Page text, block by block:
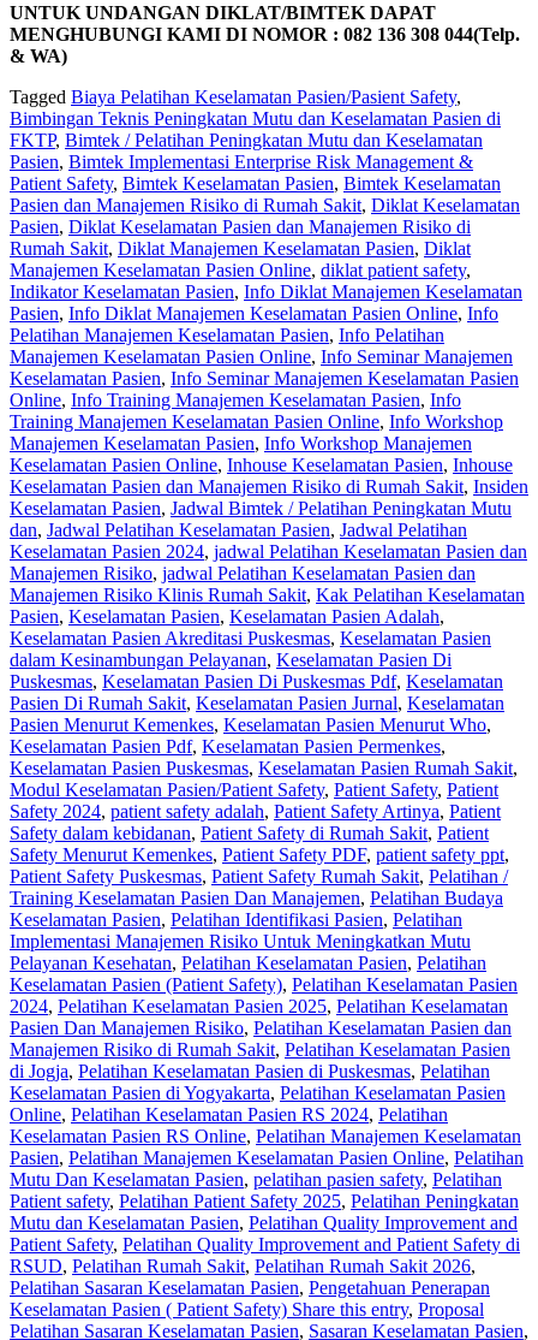
UNTUK UNDANGAN DIKLAT/BIMTEK DAPAT
MENGHUBUNGI KAMI DI NOMOR : 082 136 308 044(Telp.
& WA)
Tagged Biaya Pelatihan Keselamatan Pasien/Pasient Safety,
Bimbingan Teknis Peningkatan Mutu dan Keselamatan Pasien di
FKTP, Bimtek / Pelatihan Peningkatan Mutu dan Keselamatan
Pasien, Bimtek Implementasi Enterprise Risk Management &
Patient Safety, Bimtek Keselamatan Pasien, Bimtek Keselamatan
Pasien dan Manajemen Risiko di Rumah Sakit, Diklat Keselamatan
Pasien, Diklat Keselamatan Pasien dan Manajemen Risiko di
Rumah Sakit, Diklat Manajemen Keselamatan Pasien, Diklat
Manajemen Keselamatan Pasien Online, diklat patient safety,
Indikator Keselamatan Pasien, Info Diklat Manajemen Keselamatan
Pasien, Info Diklat Manajemen Keselamatan Pasien Online, Info
Pelatihan Manajemen Keselamatan Pasien, Info Pelatihan
Manajemen Keselamatan Pasien Online, Info Seminar Manajemen
Keselamatan Pasien, Info Seminar Manajemen Keselamatan Pasien
Online, Info Training Manajemen Keselamatan Pasien, Info
Training Manajemen Keselamatan Pasien Online, Info Workshop
Manajemen Keselamatan Pasien, Info Workshop Manajemen
Keselamatan Pasien Online, Inhouse Keselamatan Pasien, Inhouse
Keselamatan Pasien dan Manajemen Risiko di Rumah Sakit, Insiden
Keselamatan Pasien, Jadwal Bimtek / Pelatihan Peningkatan Mutu
dan, Jadwal Pelatihan Keselamatan Pasien, Jadwal Pelatihan
Keselamatan Pasien 2024, jadwal Pelatihan Keselamatan Pasien dan
Manajemen Risiko, jadwal Pelatihan Keselamatan Pasien dan
Manajemen Risiko Klinis Rumah Sakit, Kak Pelatihan Keselamatan
Pasien, Keselamatan Pasien, Keselamatan Pasien Adalah,
Keselamatan Pasien Akreditasi Puskesmas, Keselamatan Pasien
dalam Kesinambungan Pelayanan, Keselamatan Pasien Di
Puskesmas, Keselamatan Pasien Di Puskesmas Pdf, Keselamatan
Pasien Di Rumah Sakit, Keselamatan Pasien Jurnal, Keselamatan
Pasien Menurut Kemenkes, Keselamatan Pasien Menurut Who,
Keselamatan Pasien Pdf, Keselamatan Pasien Permenkes,
Keselamatan Pasien Puskesmas, Keselamatan Pasien Rumah Sakit,
Modul Keselamatan Pasien/Patient Safety, Patient Safety, Patient
Safety 2024, patient safety adalah, Patient Safety Artinya, Patient
Safety dalam kebidanan, Patient Safety di Rumah Sakit, Patient
Safety Menurut Kemenkes, Patient Safety PDF, patient safety ppt,
Patient Safety Puskesmas, Patient Safety Rumah Sakit, Pelatihan /
Training Keselamatan Pasien Dan Manajemen, Pelatihan Budaya
Keselamatan Pasien, Pelatihan Identifikasi Pasien, Pelatihan
Implementasi Manajemen Risiko Untuk Meningkatkan Mutu
Pelayanan Kesehatan, Pelatihan Keselamatan Pasien, Pelatihan
Keselamatan Pasien (Patient Safety), Pelatihan Keselamatan Pasien
2024, Pelatihan Keselamatan Pasien 2025, Pelatihan Keselamatan
Pasien Dan Manajemen Risiko, Pelatihan Keselamatan Pasien dan
Manajemen Risiko di Rumah Sakit, Pelatihan Keselamatan Pasien
di Jogja, Pelatihan Keselamatan Pasien di Puskesmas, Pelatihan
Keselamatan Pasien di Yogyakarta, Pelatihan Keselamatan Pasien
Online, Pelatihan Keselamatan Pasien RS 2024, Pelatihan
Keselamatan Pasien RS Online, Pelatihan Manajemen Keselamatan
Pasien, Pelatihan Manajemen Keselamatan Pasien Online, Pelatihan
Mutu Dan Keselamatan Pasien, pelatihan pasien safety, Pelatihan
Patient safety, Pelatihan Patient Safety 2025, Pelatihan Peningkatan
Mutu dan Keselamatan Pasien, Pelatihan Quality Improvement and
Patient Safety, Pelatihan Quality Improvement and Patient Safety di
RSUD, Pelatihan Rumah Sakit, Pelatihan Rumah Sakit 2026,
Pelatihan Sasaran Keselamatan Pasien, Pengetahuan Penerapan
Keselamatan Pasien ( Patient Safety) Share this entry, Proposal
Pelatihan Sasaran Keselamatan Pasien, Sasaran Keselamatan Pasien,